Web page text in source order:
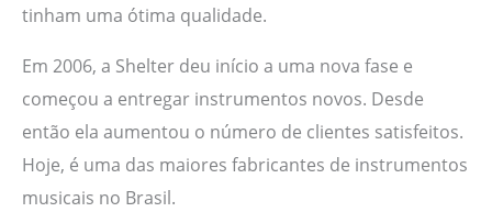
tinham uma ótima qualidade.
Em 2006, a Shelter deu início a uma nova fase e
começou a entregar instrumentos novos. Desde
então ela aumentou o número de clientes satisfeitos.
Hoje, é uma das maiores fabricantes de instrumentos
musicais no Brasil.